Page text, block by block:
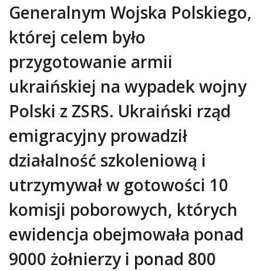
Generalnym Wojska Polskiego,
której celem było
przygotowanie armii
ukraińskiej na wypadek wojny
Polski z ZSRS. Ukraiński rząd
emigracyjny prowadził
działalność szkoleniową i
utrzymywał w gotowości 10
komisji poborowych, których
ewidencja obejmowała ponad
9000 żołnierzy i ponad 800